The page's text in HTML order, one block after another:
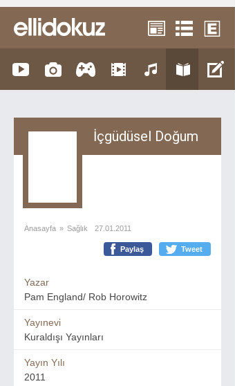
İçgüdüsel Doğum
Anasayfa » Sağlık 27.01.2011
Paylaş Tweet
Yazar
Pam England/ Rob Horowitz
Yayınevi
Kuraldışı Yayınları
Yayın Yılı
2011